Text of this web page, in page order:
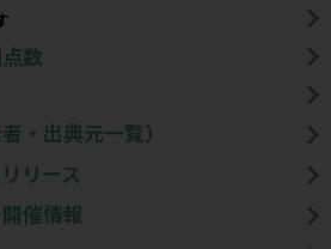
数
・出典元一覧）
リース
催情報